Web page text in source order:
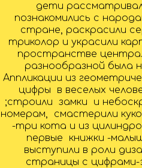
дети
познакомились с
стране, раскрасили
триколор и украсили
пространстве
разнообразной была
Аппликации из
цифры в веселых
;строили замки и
номерам, смастерили
-три кота и из
первые книжки -
выступили в роли
страницы с цифрами-